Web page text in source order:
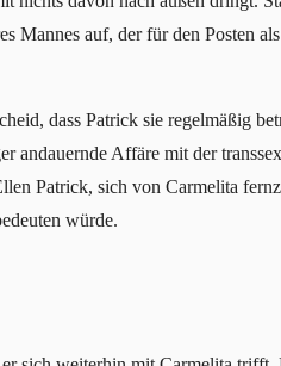
Mannes auf, der für den Posten
dass Patrick sie regelmäßig
andauernde Affäre mit der
Patrick, sich von Carmelita
würde.